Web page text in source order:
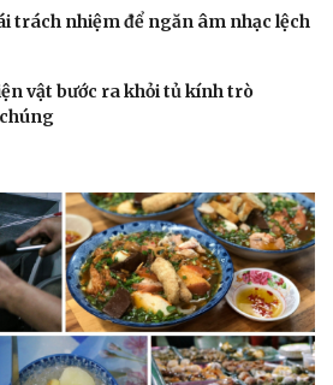
trách nhiệm để ngăn âm nhạc lệch
vật bước ra khỏi tủ kính trò